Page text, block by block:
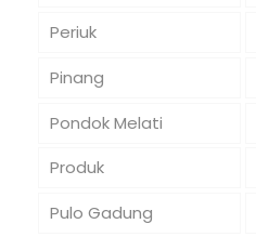
Periuk
Pinang
Pondok Melati
Produk
Pulo Gadung